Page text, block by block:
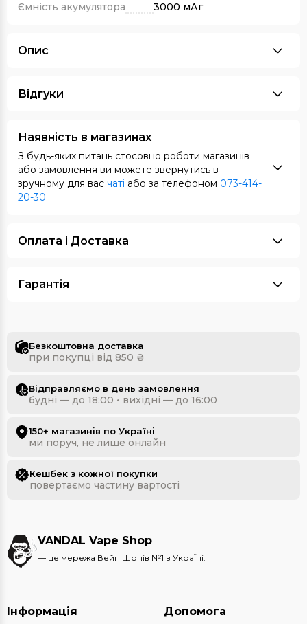
Ємність акумулятора
3000 мАг
Опис
Відгуки
Наявність в магазинах
З будь-яких питань стосовно роботи магазинів
або замовлення ви можете звернутись в
зручному для вас чаті або за телефоном 073-414-
20-30
Оплата i Доставка
Гарантія
Безкоштовна доставка
при покупці від 850 ₴
Відправляємо в день замовлення
будні — до 18:00 • вихідні — до 16:00
150+ магазинів по Україні
ми поруч, не лише онлайн
Кешбек з кожної покупки
повертаємо частину вартості
VANDAL Vape Shop
— це мережа Вейп Шопів №1 в УкраЇні.
Інформація Допомога